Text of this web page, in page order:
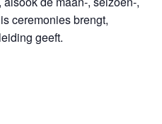
ceremonies brengt,
geeft.